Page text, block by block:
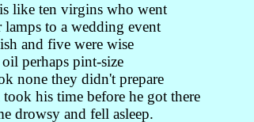
like ten virgins who went
to a wedding event
and five were wise
perhaps pint-size
none they didn't prepare
his time before he got there
drowsy and fell asleep.